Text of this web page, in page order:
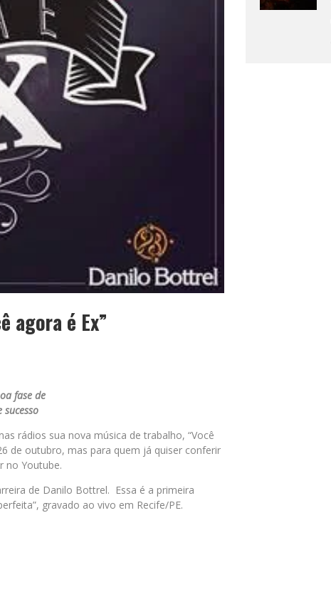
agora é Ex”
fase de
rádios sua nova música de trabalho, “Você
de outubro, mas para quem já quiser conferir
no Youtube.
de Danilo Bottrel. Essa é a primeira
gravado ao vivo em Recife/PE.